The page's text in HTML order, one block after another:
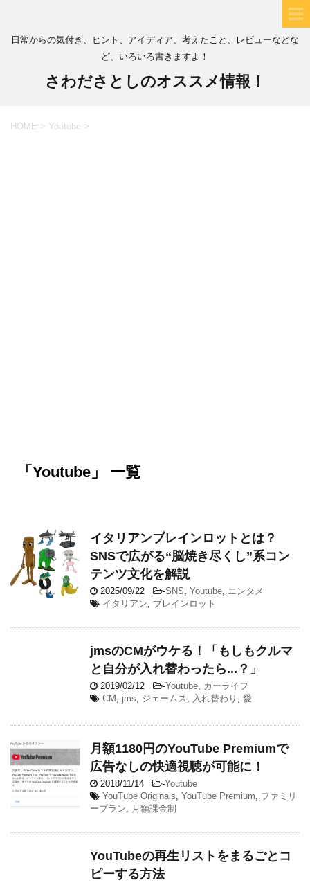
日常からの気付き、ヒント、アイディア、考えたこと、レビューなどな
ど、いろいろ書きますよ！
さわださとしのオススメ情報！
HOME > Youtube >
「Youtube」 一覧
イタリアンブレインロットとは？
SNSで広がる“脳焼き尽くし”系コン
テンツ文化を解説
2025/09/22 -SNS, Youtube, エンタメ
イタリアン, ブレインロット
jmsのCMがウケる！「もしもクルマ
と自分が入れ替わったら...？」
2019/02/12 -Youtube, カーライフ
CM , jms, ジェームス , 入れ替わり , 愛
月額1180円のYouTube Premiumで
広告なしの快適視聴が可能に！
2018/11/14 -Youtube
YouTube Originals, YouTube Premium, ファミリ
ープラン, 月額課金制
YouTubeの再生リストをまるごとコ
ピーする方法